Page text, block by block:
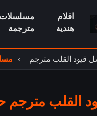
افلام
هندية
مسلسلات
مترجمة
قيود القلب مترجم
مترجم